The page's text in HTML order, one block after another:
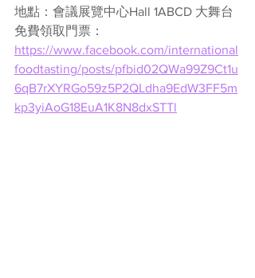
地點：會議展覽中心Hall 1ABCD 大舞台
免費領取門票：
https://www.facebook.com/international
foodtasting/posts/pfbid02QWa99Z9Ct1u
6qB7rXYRGo59z5P2QLdha9EdW3FF5m
kp3yiAoG18EuA1K8N8dxSTTl